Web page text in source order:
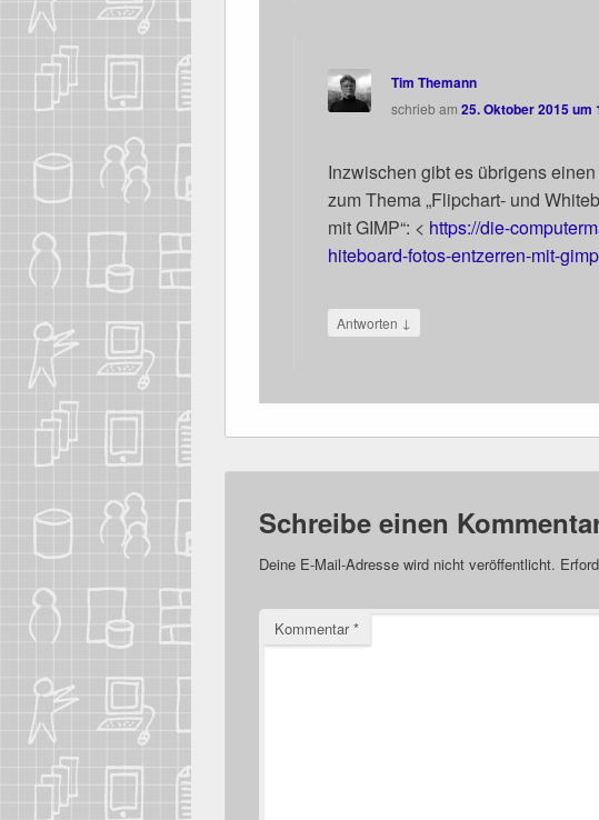
Tim Themann
schriebam 25. Oktober 2015 um
Inzwi­schen gibt es übri­gens
zum The­ma „Flip­chart- und
mit GIMP“: < https://​die​-
h​i​t​e​b​o​a​r​d​-​f​o​t​o​s​-​e​n​t​z​e​r​r​e​n​-mit-
Antworten ↓
Schreibe einen
Deine E-Mail-Adresse wird nicht veröffentlicht.
Kommentar*